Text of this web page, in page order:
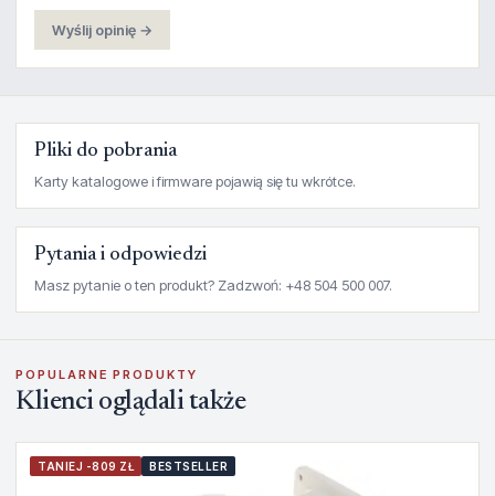
Wyślij opinię →
Pliki do pobrania
Karty katalogowe i firmware pojawią się tu wkrótce.
Pytania i odpowiedzi
Masz pytanie o ten produkt? Zadzwoń: +48 504 500 007.
POPULARNE PRODUKTY
Klienci oglądali także
TANIEJ -809 ZŁ BESTSELLER